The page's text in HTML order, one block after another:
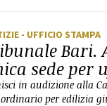
- UFFICIO STAMPA
Bari.
sede per
in audizione alla
per edilizia